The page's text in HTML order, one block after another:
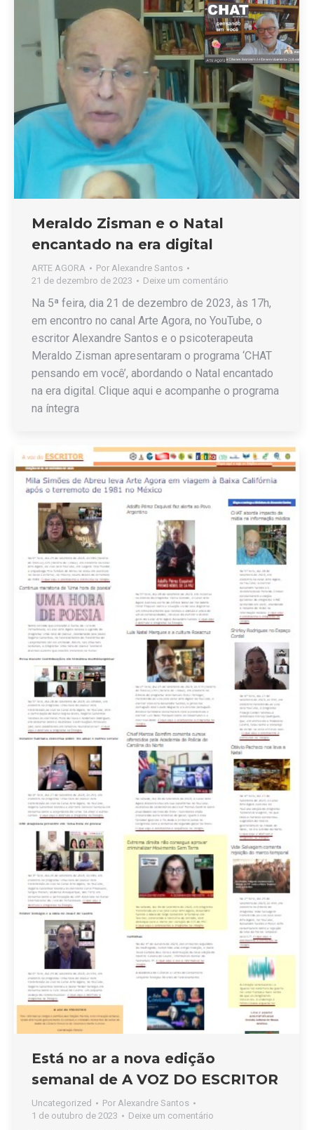
Meraldo Zisman e o Natal
encantado na era digital
ARTE AGORA Por Alexandre Santos
21 de dezembro de 2023
Deixe um comentário
Na 5ª feira, dia 21 de dezembro de 2023, às 17h,
em encontro no canal Arte Agora, no YouTube, o
escritor Alexandre Santos e o psicoterapeuta
Meraldo Zisman apresentaram o programa ‘CHAT
pensando em você’, abordando o Natal encantado
na era digital. Clique aqui e acompanhe o programa
na íntegra
Está no ar a nova edição
semanal de A VOZ DO ESCRITOR
Uncategorized Por Alexandre Santos
1 de outubro de 2023
Deixe um comentário